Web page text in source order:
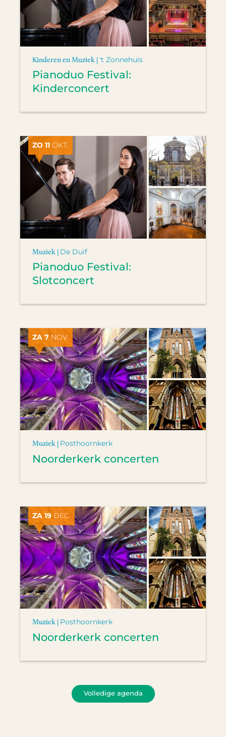
Kinderen en Muziek | 't Zonnehuis
Pianoduo Festival:
Kinderconcert
ZO 11 OKT.
Muziek | De Duif
Pianoduo Festival:
Slotconcert
ZA 7 NOV.
Muziek | Posthoornkerk
Noorderkerk concerten
ZA 19 DEC.
Muziek | Posthoornkerk
Noorderkerk concerten
Volledige agenda